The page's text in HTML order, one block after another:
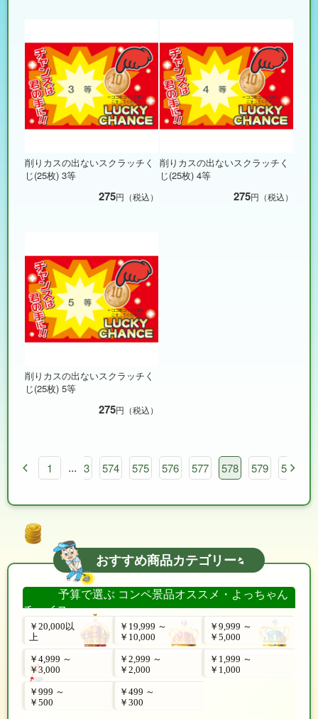
削りカスの出ないスクラッチく
じ(25枚) 3等
275円（税込）
削りカスの出ないスクラッチく
じ(25枚) 4等
275円（税込）
削りカスの出ないスクラッチく
じ(25枚) 5等
275円（税込）
1 ...573 574 575 576 577 578 579 580
おすすめ商品カテゴリー
予算で選ぶ コンペ景品オススメ・よっちゃん
チョイス
￥20,000以
上
￥19,999 ～
￥10,000
￥9,999 ～
￥5,000
￥4,999 ～
￥3,000
￥2,999 ～
￥2,000
￥1,999 ～
￥1,000
￥999 ～
￥500
￥499 ～
￥300